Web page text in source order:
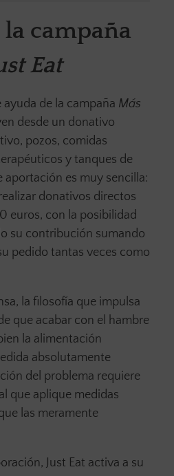
la campaña
Eat
ayuda de la campaña Más
desde un donativo
pozos, comidas
y tanques de
aportación es muy sencilla:
donativos directos
euros, con la posibilidad
su contribución sumando
pedido tantas veces como
la filosofía que impulsa
que acabar con el hambre
la alimentación
absolutamente
del problema requiere
que aplique medidas
las meramente
Just Eat activa a su